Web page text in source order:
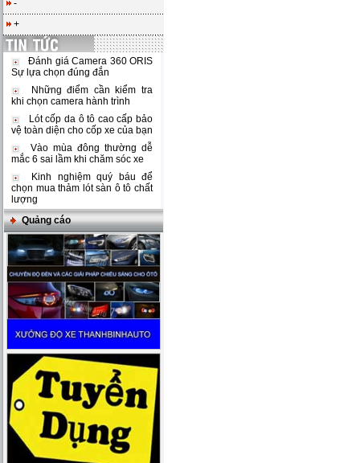
-
+
Đánh giá Camera 360 ORIS
Sự lựa chọn đúng đắn
Những điểm cần kiểm tra
khi chọn camera hành trình
Lót cốp da ô tô cao cấp bảo
vệ toàn diện cho cốp xe của bạn
Vào mùa đông thường dễ
mắc 6 sai lầm khi chăm sóc xe
Kinh nghiệm quý báu để
chọn mua thảm lót sàn ô tô chất
lượng
Quảng cáo